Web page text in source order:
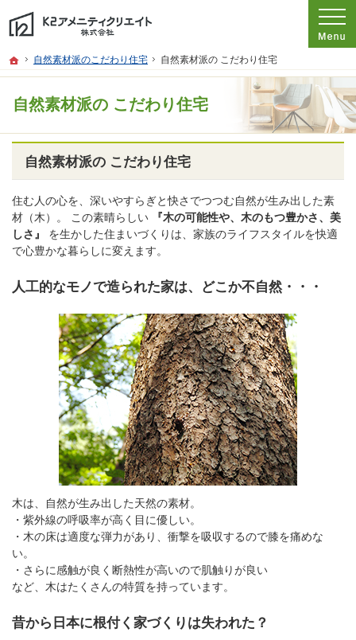
ホーム
自然素材派のこだわり住宅 自然素材派の こだわり住宅
自然素材派の こだわり住宅
プロの目線からご提案。愛知県名古屋市の注文住宅・新築戸建てを手がける工務
愛知県名古屋市の新築・注文住宅・新築戸建てを手がける工務店ならK2アメニテ
自然素材派の こだわり住宅
住む人の心を、深いやすらぎと快さでつつむ自然が生み出した素
材（木）。 この素晴らしい
『木の可能性や、木のもつ豊かさ、美
しさ』
を生かした住まいづくりは、家族のライフスタイルを快適
で心豊かな暮らしに変えます。
人工的なモノで造られた家は、どこか不自然・・・
木は、自然が生み出した天然の素材。
・紫外線の呼吸率が高く目に優しい。
・木の床は適度な弾力があり、衝撃を吸収するので膝を痛めな
い。
・さらに感触が良く断熱性が高いので肌触りが良い
など、木はたくさんの特質を持っています。
昔から日本に根付く家づくりは失われた？